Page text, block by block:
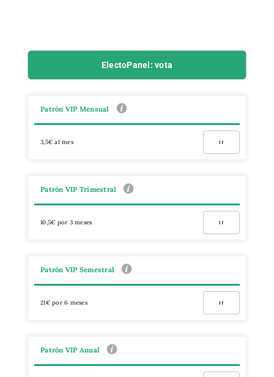
ElectoPanel: vota
Patrón VIP Mensual
3,5€ al mes Ir
Patrón VIP Trimestral
10,5€ por 3 meses Ir
Patrón VIP Semestral
21€ por 6 meses Ir
Patrón VIP Anual